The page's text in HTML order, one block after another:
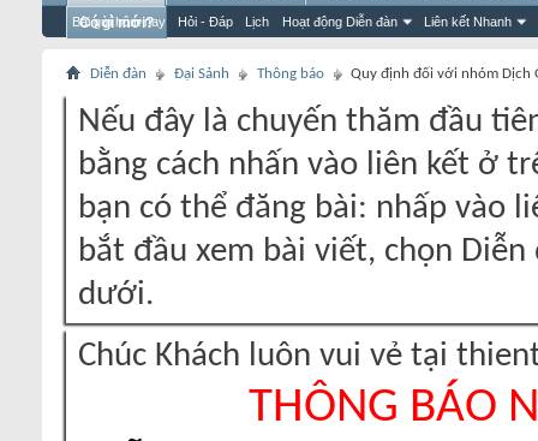
Bài gửi hôm nay Hỏi - Đáp Lịch Hoạt động Diễn đàn Liên kết Nhanh
Có gì mới?
Diễn đàn Đại Sảnh Thông báo Quy định đối với nhóm Dịch
Nếu đây là chuyến thăm đầu
bằng cách nhấn vào liên kết ở
bạn có thể đăng bài: nhấp vào
bắt đầu xem bài viết, chọn
dưới.
Chúc Khách luôn vui vẻ tại
THÔNG BÁO